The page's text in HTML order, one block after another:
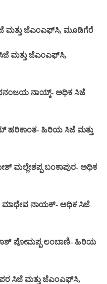
ಮತ್ತು ಜೆಎಂಎಫ್‌ಸಿ, ಮೂಡಿಗೆರೆ
ಸಿಜೆ ಮತ್ತು ಜೆಎಂಎಫ್‌ಸಿ,
ಧನಂಜಯ ನಾಯ್ಕ್- ಅಧಿಕ ಸಿಜೆ
ಹರಿಕಾಂತ- ಹಿರಿಯ ಸಿಜೆ ಮತ್ತು
ಮಲ್ಲೇಶಪ್ಪ ಬಂಕಾಪುರ- ಅಧಿಕ
ಮಾಧೇವ ನಾಯಕ್- ಅಧಿಕ ಸಿಜೆ
ಪೋಮಪ್ಪ ಲಂಬಾಣಿ- ಹಿರಿಯ
ಸಿಜೆ ಮತ್ತು ಜೆಎಂಎಫ್‌ಸಿ,